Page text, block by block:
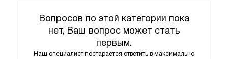
Вопросов по этой категории пока
нет, Ваш вопрос может стать
первым.
Наш специалист постарается ответить в максимально